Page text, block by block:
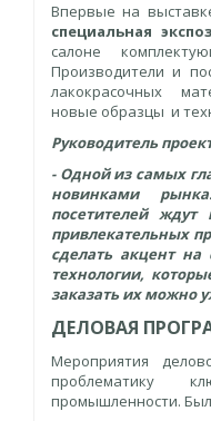
Впервые на
специальная
салоне
Производители и
лакокрасочных
новые образцы и
Руководитель
- Одной из самых
новинками
посетителей
привлекательных
сделать акцент
технологии,
заказать их можно
ДЕЛОВАЯ
Мероприятия
проблематику
промышленности.